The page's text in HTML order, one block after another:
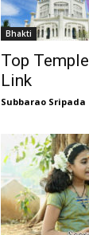
Bhakti
Top
Link
Subbarao Sripada